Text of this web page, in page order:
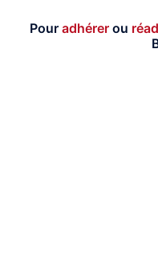
Pouradhérerou